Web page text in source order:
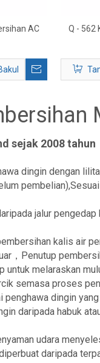
AC
Q - 562
sejak 2008 tahun
dingin dengan
jalur
kalis air
，Penutup
melaraskan
semasa proses
dingin
daripada habuk
udara
daripada